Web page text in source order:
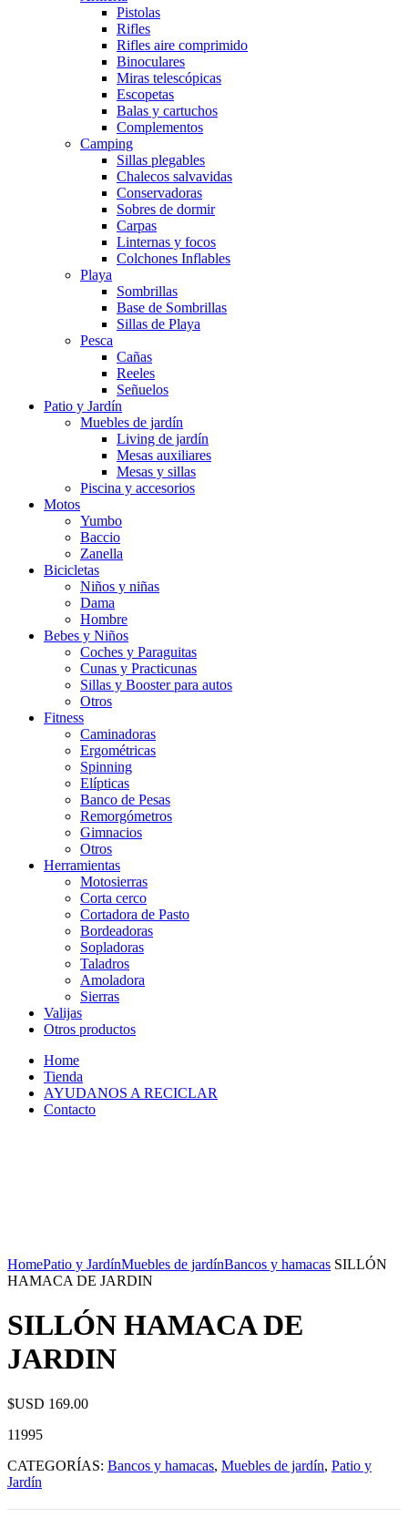
Pistolas
Rifles
Rifles aire comprimido
Binoculares
Miras telescópicas
Escopetas
Balas y cartuchos
Complementos
Camping
Sillas plegables
Chalecos salvavidas
Conservadoras
Sobres de dormir
Carpas
Linternas y focos
Colchones Inflables
Playa
Sombrillas
Base de Sombrillas
Sillas de Playa
Pesca
Cañas
Reeles
Señuelos
Patio y Jardín
Muebles de jardín
Living de jardín
Mesas auxiliares
Mesas y sillas
Piscina y accesorios
Motos
Yumbo
Baccio
Zanella
Bicicletas
Niños y niñas
Dama
Hombre
Bebes y Niños
Coches y Paraguitas
Cunas y Practicunas
Sillas y Booster para autos
Otros
Fitness
Caminadoras
Ergométricas
Spinning
Elípticas
Banco de Pesas
Remorgómetros
Gimnacios
Otros
Herramientas
Motosierras
Corta cerco
Cortadora de Pasto
Bordeadoras
Sopladoras
Taladros
Amoladora
Sierras
Valijas
Otros productos
Home
Tienda
AYUDANOS A RECICLAR
Contacto
HomePatio y JardínMuebles de jardínBancos y hamacas SILLÓN
HAMACA DE JARDIN
SILLÓN HAMACA DE
JARDIN
$USD 169.00
11995
CATEGORÍAS: Bancos y hamacas, Muebles de jardín, Patio y
Jardín